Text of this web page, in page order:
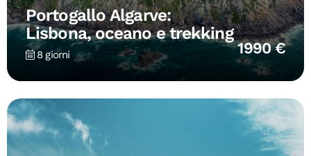
Portogallo Algarve:
Lisbona, oceano e trekking
8 giorni 1990 €